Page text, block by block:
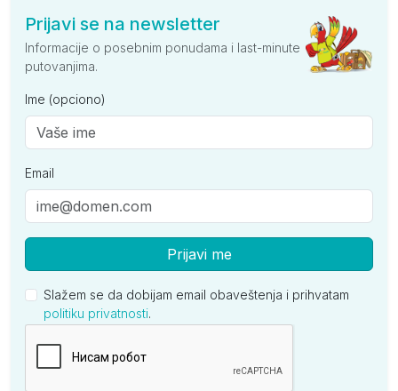
Prijavi se na newsletter
Informacije o posebnim ponudama i last-minute
putovanjima.
Ime (opciono)
Email
Prijavi me
Slažem se da dobijam email obaveštenja i prihvatam
politiku privatnosti.